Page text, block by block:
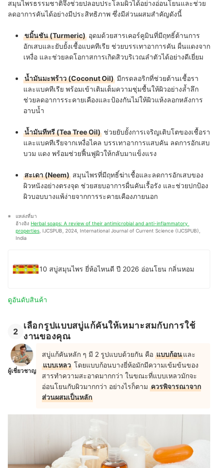
สมุนไพรธรรมชาติจึงช่วยปลอบประโลมผิวได้อย่างอ่อนโยนและช่วย
ลดอาการคันได้อย่างมีประสิทธิภาพ ซึ่งมีส่วนผสมสำคัญดังนี้
ขมิ้นชัน (Turmeric) อุดมด้วยสารเคอร์คูมินที่มีฤทธิ์ต้านการ
อักเสบและยับยั้งเชื้อแบคทีเรีย ช่วยบรรเทาอาการคัน ผื่นแดงจาก
เหงื่อ และช่วยลดโอกาสการเกิดสิวบริเวณลำตัวได้อย่างดีเยี่ยม
น้ำมันมะพร้าว (Coconut Oil) มีกรดลอริกที่ช่วยต้านเชื้อรา
และแบคทีเรีย พร้อมเข้าเติมเต็มความชุ่มชื้นให้ผิวอย่างล้ำลึก
ช่วยลดอาการระคายเคืองและป้องกันไม่ให้ผิวแห้งลอกหลังการ
อาบน้ำ
น้ำมันทีทรี (Tea Tree Oil) ช่วยยับยั้งการเจริญเติบโตของเชื้อรา
และแบคทีเรียจากเหงื่อไคล บรรเทาอาการแสบคัน ลดการอักเสบ
บวม แดง พร้อมช่วยฟื้นฟูผิวให้กลับมาแข็งแรง
สะเดา (Neem) สมุนไพรที่มีฤทธิ์ฆ่าเชื้อและลดการอักเสบของ
ผิวหนังอย่างตรงจุด ช่วยสยบอาการผื่นคันเรื้อรัง และช่วยปกป้อง
ผิวบอบบางแพ้ง่ายจากการระคายเคืองภายนอก
แหล่งที่มา
อ้างอิง Herbal soaps: A review of their antimicrobial and anti-inflammatory
properties , IJCSPUB, 2024, International Journal of Current Science (IJCSPUB),
India
10 สบู่สมุนไพร ยี่ห้อไหนดี ปี 2026 อ่อนโยน กลิ่นหอม
ดูอันดับสินค้า
2
เลือกรูปแบบสบู่แก้คันให้เหมาะสมกับการใช้
งานของคุณ
ผู้เชี่ยวชาญ
สบู่แก้คันหลัก ๆ มี 2 รูปแบบด้วยกัน คือ แบบก้อนและ
แบบเหลว โดยแบบก้อนบางยี่ห้อมักมีความเข้มข้นของ
สารทำความสะอาดมากกว่า ในขณะที่แบบเหลวมักจะ
อ่อนโยนกับผิวมากกว่า อย่างไรก็ตาม ควรพิจารณาจาก
ส่วนผสมเป็นหลัก